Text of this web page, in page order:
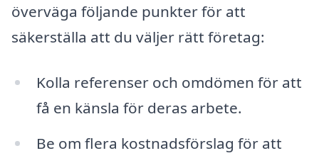
överväga följande punkter för att
säkerställa att du väljer rätt företag:
Kolla referenser och omdömen för att
få en känsla för deras arbete.
Be om flera kostnadsförslag för att